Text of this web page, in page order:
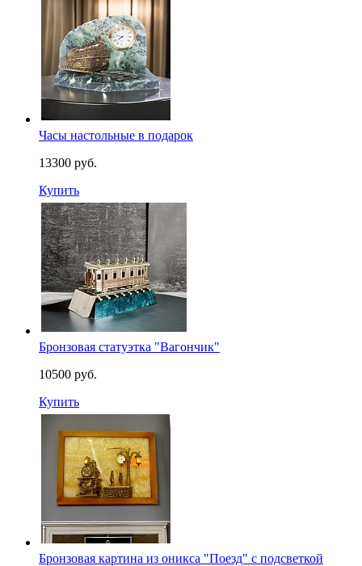
Часы настольные в подарок
13300 руб.
Купить
Бронзовая статуэтка "Вагончик"
10500 руб.
Купить
Бронзовая картина из оникса "Поезд" с подсветкой